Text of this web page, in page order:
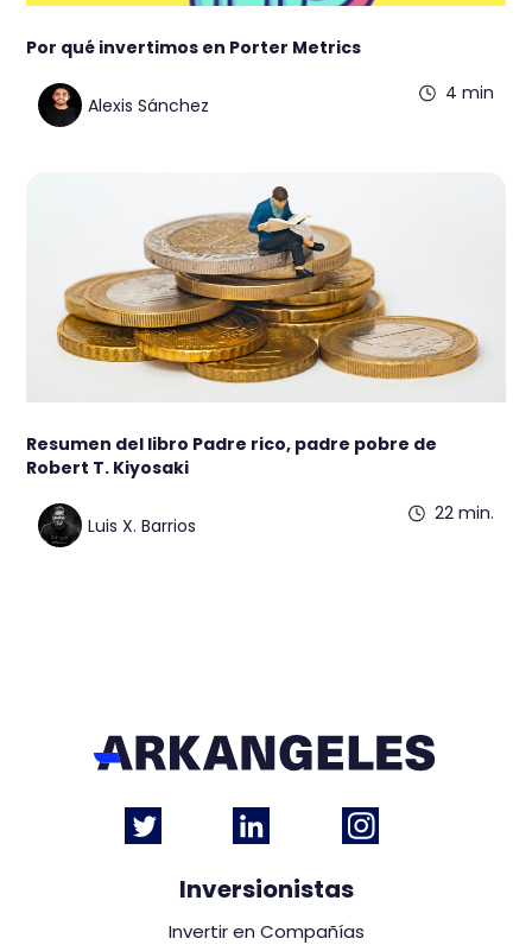
Por qué invertimos en Porter Metrics
Alexis Sánchez
4 min
Resumen del libro Padre rico, padre pobre de
Robert T. Kiyosaki
Luis X. Barrios
22 min.
Inversionistas
Invertir en Compañías